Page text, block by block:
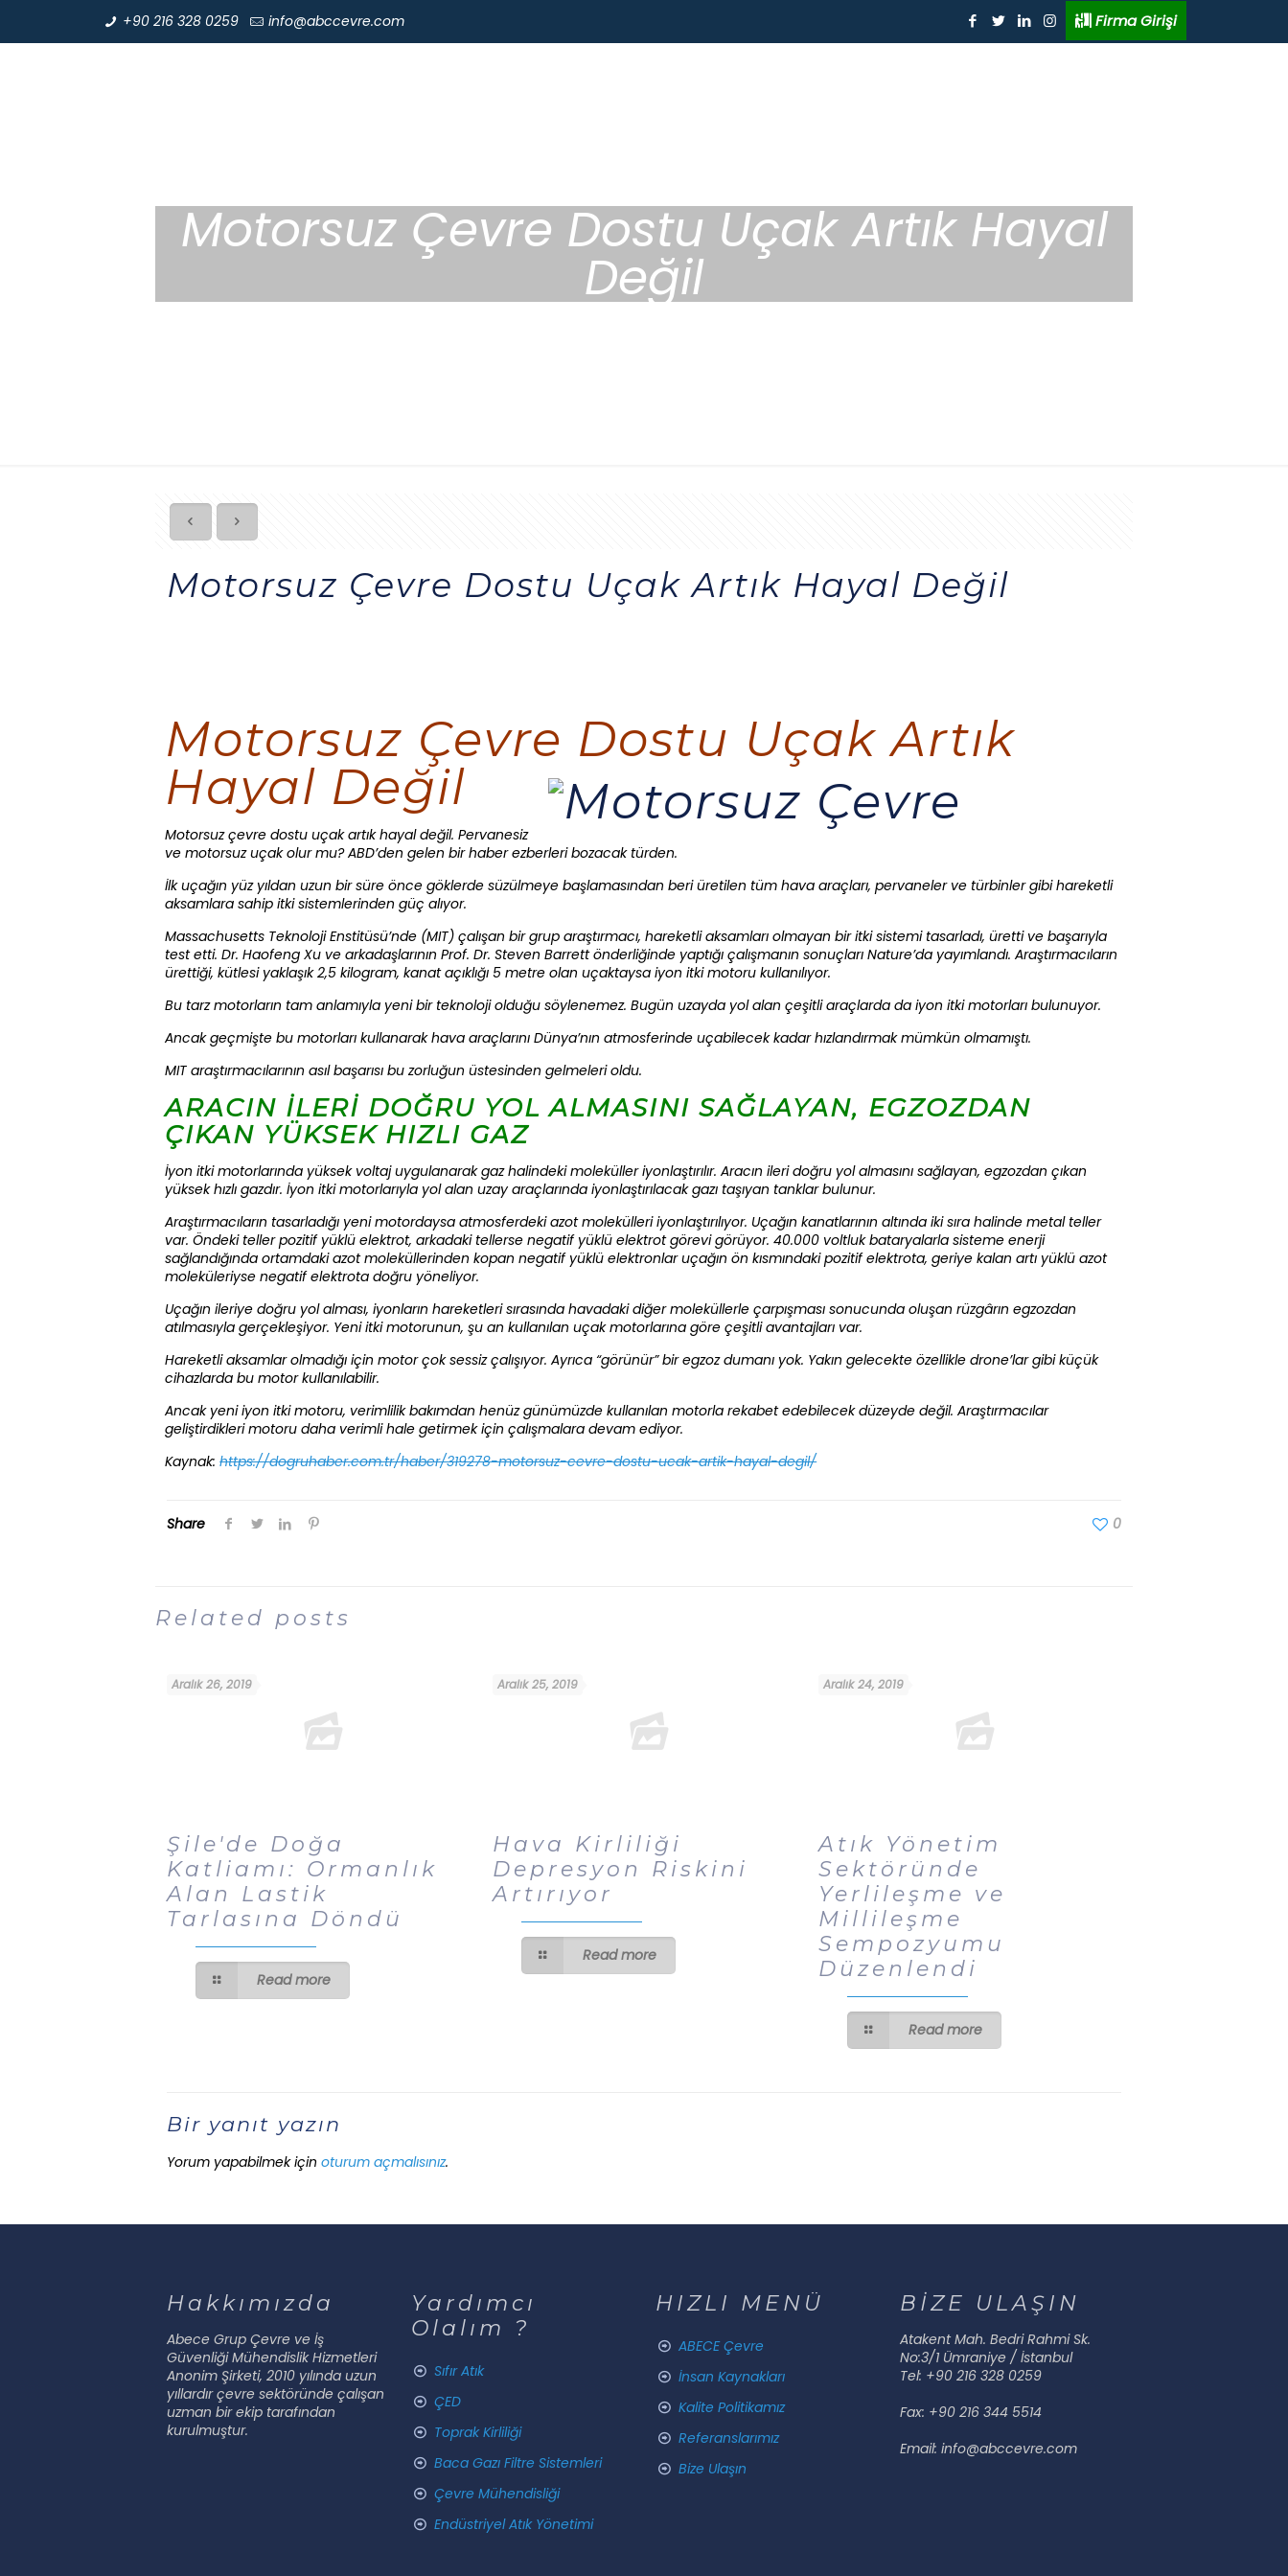
+90 216 328 0259 info@abccevre.com Firma Girişi
Motorsuz Çevre Dostu Uçak Artık Hayal
Değil
Motorsuz Çevre Dostu Uçak Artık Hayal Değil
Motorsuz Çevre Dostu Uçak Artık
Hayal Değil
Motorsuz çevre dostu uçak artık hayal değil. Pervanesiz
ve motorsuz uçak olur mu? ABD’den gelen bir haber ezberleri bozacak türden.
İlk uçağın yüz yıldan uzun bir süre önce göklerde süzülmeye başlamasından beri üretilen tüm hava araçları, pervaneler ve türbinler gibi hareketli
aksamlara sahip itki sistemlerinden güç alıyor.
Massachusetts Teknoloji Enstitüsü’nde (MIT) çalışan bir grup araştırmacı, hareketli aksamları olmayan bir itki sistemi tasarladı, üretti ve başarıyla
test etti. Dr. Haofeng Xu ve arkadaşlarının Prof. Dr. Steven Barrett önderliğinde yaptığı çalışmanın sonuçları Nature’da yayımlandı. Araştırmacıların
ürettiği, kütlesi yaklaşık 2,5 kilogram, kanat açıklığı 5 metre olan uçaktaysa iyon itki motoru kullanılıyor.
Bu tarz motorların tam anlamıyla yeni bir teknoloji olduğu söylenemez. Bugün uzayda yol alan çeşitli araçlarda da iyon itki motorları bulunuyor.
Ancak geçmişte bu motorları kullanarak hava araçlarını Dünya’nın atmosferinde uçabilecek kadar hızlandırmak mümkün olmamıştı.
MIT araştırmacılarının asıl başarısı bu zorluğun üstesinden gelmeleri oldu.
ARACIN İLERİ DOĞRU YOL ALMASINI SAĞLAYAN, EGZOZDAN
ÇIKAN YÜKSEK HIZLI GAZ
İyon itki motorlarında yüksek voltaj uygulanarak gaz halindeki moleküller iyonlaştırılır. Aracın ileri doğru yol almasını sağlayan, egzozdan çıkan
yüksek hızlı gazdır. İyon itki motorlarıyla yol alan uzay araçlarında iyonlaştırılacak gazı taşıyan tanklar bulunur.
Araştırmacıların tasarladığı yeni motordaysa atmosferdeki azot molekülleri iyonlaştırılıyor. Uçağın kanatlarının altında iki sıra halinde metal teller
var. Öndeki teller pozitif yüklü elektrot, arkadaki tellerse negatif yüklü elektrot görevi görüyor. 40.000 voltluk bataryalarla sisteme enerji
sağlandığında ortamdaki azot moleküllerinden kopan negatif yüklü elektronlar uçağın ön kısmındaki pozitif elektrota, geriye kalan artı yüklü azot
moleküleriyse negatif elektrota doğru yöneliyor.
Uçağın ileriye doğru yol alması, iyonların hareketleri sırasında havadaki diğer moleküllerle çarpışması sonucunda oluşan rüzgârın egzozdan
atılmasıyla gerçekleşiyor. Yeni itki motorunun, şu an kullanılan uçak motorlarına göre çeşitli avantajları var.
Hareketli aksamlar olmadığı için motor çok sessiz çalışıyor. Ayrıca “görünür” bir egzoz dumanı yok. Yakın gelecekte özellikle drone’lar gibi küçük
cihazlarda bu motor kullanılabilir.
Ancak yeni iyon itki motoru, verimlilik bakımdan henüz günümüzde kullanılan motorla rekabet edebilecek düzeyde değil. Araştırmacılar
geliştirdikleri motoru daha verimli hale getirmek için çalışmalara devam ediyor.
Kaynak:https://dogruhaber.com.tr/haber/319278-motorsuz-cevre-dostu-ucak-artik-hayal-degil/
Share 0
Related posts
Aralık 26, 2019
Şile'de Doğa
Katliamı: Ormanlık
Alan Lastik
Tarlasına Döndü
Read more
Aralık 25, 2019
Hava Kirliliği
Depresyon Riskini
Artırıyor
Read more
Aralık 24, 2019
Atık Yönetim
Sektöründe
Yerlileşme ve
Millileşme
Sempozyumu
Düzenlendi
Read more
Bir yanıt yazın
Yorum yapabilmek için oturum açmalısınız.
Hakkımızda
Abece Grup Çevre ve İş
Güvenliği Mühendislik Hizmetleri
Anonim Şirketi, 2010 yılında uzun
yıllardır çevre sektöründe çalışan
uzman bir ekip tarafından
kurulmuştur.
Yardımcı
Olalım ?
Sıfır Atık
ÇED
Toprak Kirliliği
Baca Gazı Filtre Sistemleri
Çevre Mühendisliği
Endüstriyel Atık Yönetimi
HIZLI MENÜ
ABECE Çevre
İnsan Kaynakları
Kalite Politikamız
Referanslarımız
Bize Ulaşın
BİZE ULAŞIN
Atakent Mah. Bedri Rahmi Sk.
No:3/1 Ümraniye / İstanbul
Tel: +90 216 328 0259
Fax: +90 216 344 5514
Email: info@abccevre.com